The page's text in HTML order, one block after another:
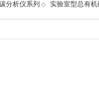
分析仪系列 ◇ 实验室型总有